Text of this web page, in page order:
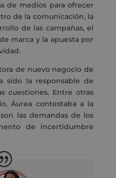
de medios para ofrecer
de la comunicación, la
de las campañas, el
marca y la apuesta por
de nuevo negocio de
sido la responsable de
cuestiones. Entre otras
Áurea contestaba a la
las demandas de los
de incertidumbre